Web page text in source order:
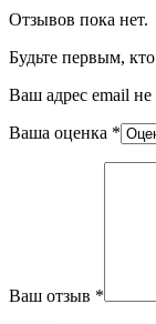
Отзывов пока нет.
Будьте первым,
Ваш адрес email не
Ваша оценка *
Ваш отзыв *